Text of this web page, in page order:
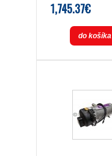
1,745.37€
do košíka